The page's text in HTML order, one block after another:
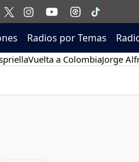
Radios por Temas
Vuelta a ColombiaJorge